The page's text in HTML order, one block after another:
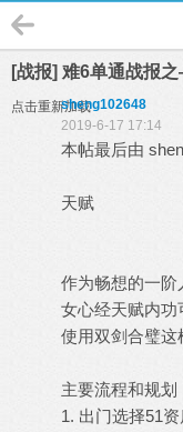
[战报] 难6单通战
点击重新加载sheng102648
2019-6-17 17:14
本帖最后由
天赋
作为畅想的一阶
女心经天赋内功
使用双剑合璧这
主要流程和规划
1. 出门选择51